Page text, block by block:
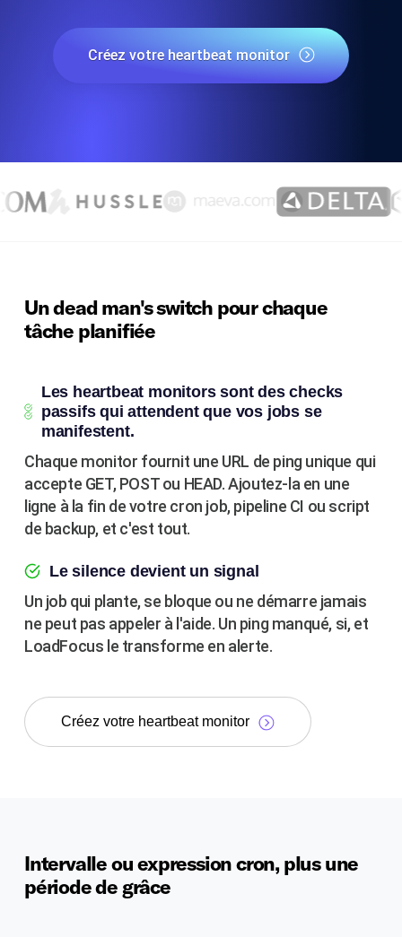
Créez votre heartbeat monitor
Un dead man's switch pour chaque
tâche planifiée
Les heartbeat monitors sont des checks
passifs qui attendent que vos jobs se
manifestent.
Chaque monitor fournit une URL de ping unique qui
accepte GET, POST ou HEAD. Ajoutez-la en une
ligne à la fin de votre cron job, pipeline CI ou script
de backup, et c'est tout.
Le silence devient un signal
Un job qui plante, se bloque ou ne démarre jamais
ne peut pas appeler à l'aide. Un ping manqué, si, et
LoadFocus le transforme en alerte.
Créez votre heartbeat monitor
Intervalle ou expression cron, plus une
période de grâce